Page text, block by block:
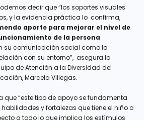
decir que “los soportes visuales
y la evidencia práctica lo confirma,
aporte para mejorar el nivel de
de la persona
su comunicación social como la
con su entorno”, asegura la
de Atención a la Diversidad del
Marcela Villegas.
que “este tipo de apoyo se fundamenta
habilidades y fortalezas que tiene el niño o
a todo lo que implica los estímulos